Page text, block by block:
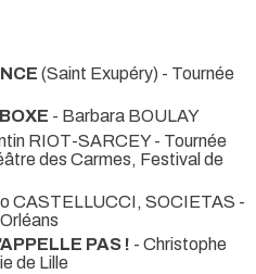
(Saint Exupéry) - Tournée
- Barbara BOULAY
RIOT-SARCEY- Tournée
des Carmes, Festival de
CASTELLUCCI, SOCIETAS -
PAS ! - Christophe
de Lille